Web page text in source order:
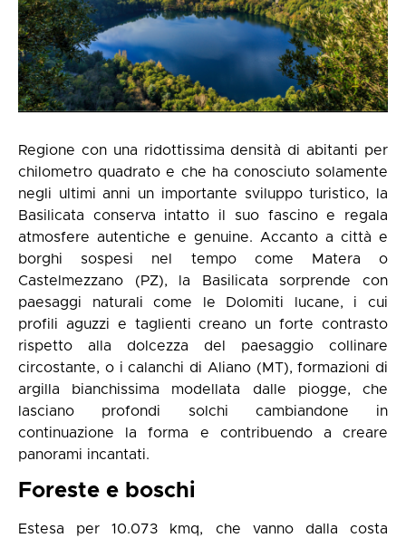
Regione con una ridottissima densità di abitanti per
chilometro quadrato e che ha conosciuto solamente
negli ultimi anni un importante sviluppo turistico, la
Basilicata conserva intatto il suo fascino e regala
atmosfere autentiche e genuine. Accanto a città e
borghi sospesi nel tempo come Matera o
Castelmezzano (PZ), la Basilicata sorprende con
paesaggi naturali come le Dolomiti lucane, i cui
profili aguzzi e taglienti creano un forte contrasto
rispetto alla dolcezza del paesaggio collinare
circostante, o i calanchi di Aliano (MT), formazioni di
argilla bianchissima modellata dalle piogge, che
lasciano profondi solchi cambiandone in
continuazione la forma e contribuendo a creare
panorami incantati.
Foreste e boschi
Estesa per 10.073 kmq, che vanno dalla costa